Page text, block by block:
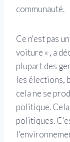
communauté.
Ce n'est pas
voiture « , a
plupart des
les élections,
cela ne se
politique.
politiques.